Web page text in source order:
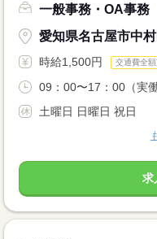
一般事務・OA事務
愛知県名古屋市中
時給1,500円 交通費全
09：00〜17：00（実
土曜日 日曜日 祝日
求